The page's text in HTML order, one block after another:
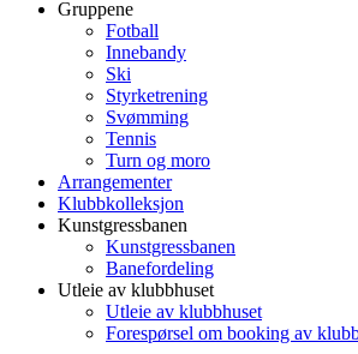
Gruppene
Fotball
Innebandy
Ski
Styrketrening
Svømming
Tennis
Turn og moro
Arrangementer
Klubbkolleksjon
Kunstgressbanen
Kunstgressbanen
Banefordeling
Utleie av klubbhuset
Utleie av klubbhuset
Forespørsel om booking av